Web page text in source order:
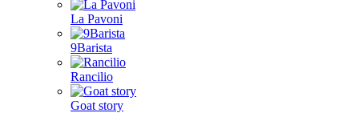
La Pavoni
9Barista
Rancilio
Goat story